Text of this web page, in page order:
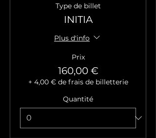
Type de billet
INITIA
Plus d'info
Prix
160,00 €
+ 4,00 € de frais de billetterie
Quantité